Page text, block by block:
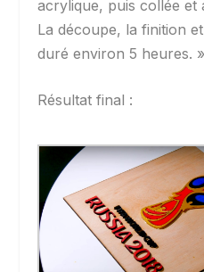
acrylique, puis collée et
La découpe, la finition
duré environ 5 heures.
Résultat final :